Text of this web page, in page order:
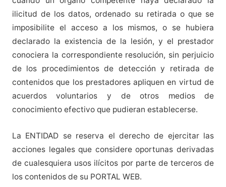
ilicitud de los datos, ordenado su retirada o que se
imposibilite el acceso a los mismos, o se hubiera
declarado la existencia de la lesión, y el prestador
conociera la correspondiente resolución, sin perjuicio
de los procedimientos de detección y retirada de
contenidos que los prestadores apliquen en virtud de
acuerdos voluntarios y de otros medios de
conocimiento efectivo que pudieran establecerse.
La ENTIDAD se reserva el derecho de ejercitar las
acciones legales que considere oportunas derivadas
de cualesquiera usos ilícitos por parte de terceros de
los contenidos de su PORTAL WEB.